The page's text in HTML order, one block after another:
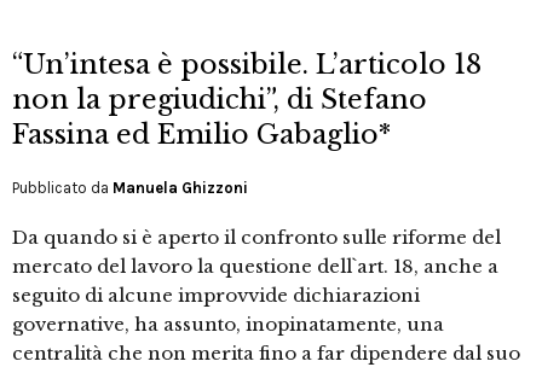
“Un’intesa è possibile. L’articolo 18
non la pregiudichi”, di Stefano
Fassina ed Emilio Gabaglio*
Pubblicato da Manuela Ghizzoni
Da quando si è aperto il confronto sulle riforme del
mercato del lavoro la questione dell`art. 18, anche a
seguito di alcune improvvide dichiarazioni
governative, ha assunto, inopinatamente, una
centralità che non merita fino a far dipendere dal suo